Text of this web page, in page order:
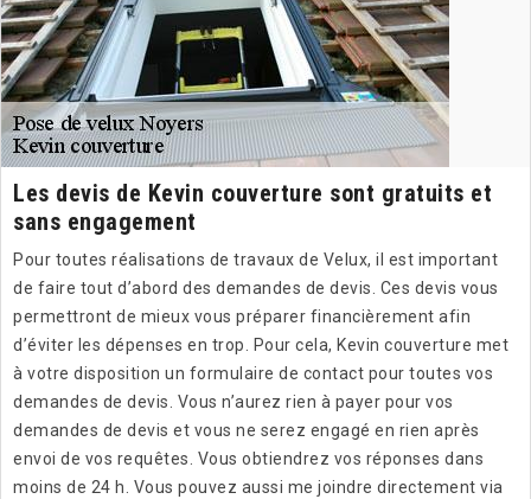
Les devis de Kevin couverture sont gratuits et
sans engagement
Pour toutes réalisations de travaux de Velux, il est important
de faire tout d’abord des demandes de devis. Ces devis vous
permettront de mieux vous préparer financièrement afin
d’éviter les dépenses en trop. Pour cela, Kevin couverture met
à votre disposition un formulaire de contact pour toutes vos
demandes de devis. Vous n’aurez rien à payer pour vos
demandes de devis et vous ne serez engagé en rien après
envoi de vos requêtes. Vous obtiendrez vos réponses dans
moins de 24 h. Vous pouvez aussi me joindre directement via